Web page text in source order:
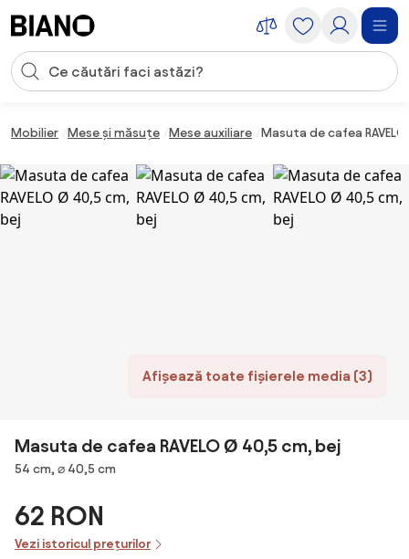
Introducerea căutării
Mobilier Mese și măsuțe Mese auxiliare Masuta de cafea
Afișează toate fișierele media (3)
Masuta de cafea RAVELO Ø 40,5 cm, bej
Dimensiuni
54 cm, ⌀ 40,5 cm
62 RON
Vezi istoricul prețurilor